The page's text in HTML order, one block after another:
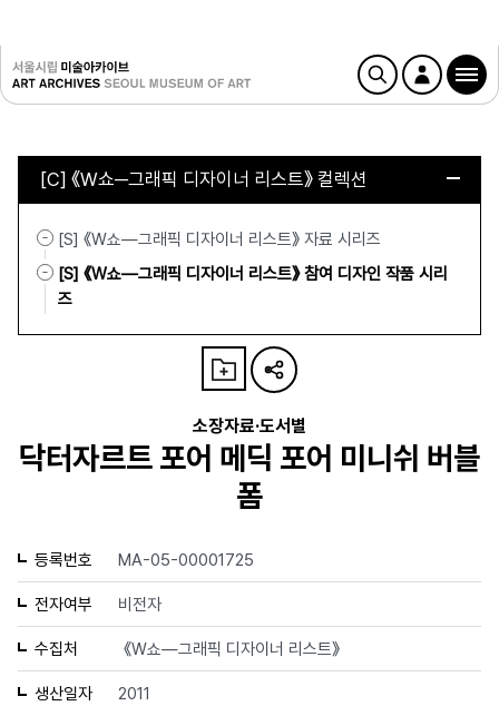
[C] 《W쇼─그래픽 디자이너 리스트》 컬렉션
[S] 《W쇼—그래픽 디자이너 리스트》 자료 시리즈
[S] 《W쇼—그래픽 디자이너 리스트》 참여 디자인 작품 시리
즈
소장자료·도서별
닥터자르트 포어 메딕 포어 미니쉬 버블
폼
등록번호 MA-05-00001725
전자여부 비전자
수집처 《W쇼—그래픽 디자이너 리스트》
생산일자 2011